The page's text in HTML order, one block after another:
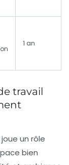
1 an
travail
un rôle
bien